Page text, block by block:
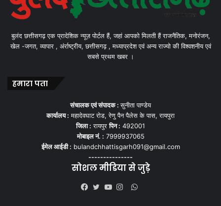
बुलंद छत्तीसगढ़ एक प्रादेशिक न्यूज़ पोर्टल हैं, जहां आपको मिलती हैं राजनैतिक, मनोरंजन,
खेल -जगत, व्यापार , अंर्राष्ट्रीय, छत्तीसगढ़ , मध्याप्रदेश एवं अन्य राज्यो की विश्वशनीय एवं
सबसे प्रथम खबर ।
हमारा पता
संचालक एवं संपादक :सुनीता पाण्डेय
कार्यालय : महादेवघाट रोड, रेणु पैन पैलेस के पास, रायपुरा
जिला : रायपुरपिन : 492001
मोबाइल नं. : 7999937065
ईमेल आईडी : bulandchhattisgarh091@gmail.com
---------------
सोशल मीडिया से जुड़े
WhatsApp